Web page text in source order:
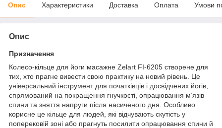
Опис Характеристики Доставка Оплата Умови
Опис
Призначення
Колесо-кільце для йоги масажне Zelart FI-6205 створене для
тих, хто прагне вивести свою практику на новий рівень. Це
універсальний інструмент для початківців і досвідчених йогів,
спрямований на покращення гнучкості, опрацювання м’язів
спини та зняття напруги після насиченого дня. Особливо
корисне це кільце для людей, які відчувають скутість у
поперековій зоні або прагнуть посилити опрацювання спини й